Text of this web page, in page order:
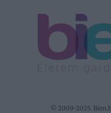
© 2009-2025.